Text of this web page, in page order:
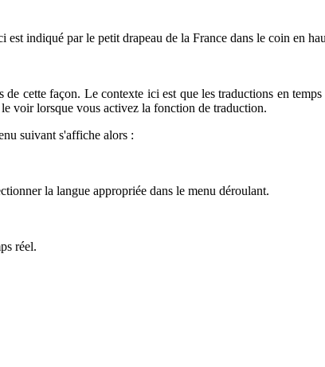
indiqué par le petit drapeau de la France dans le coin en
cette façon. Le contexte ici est que les traductions en
voir lorsque vous activez la fonction de traduction.
suivant s'affiche alors :
la langue appropriée dans le menu déroulant.
réel.